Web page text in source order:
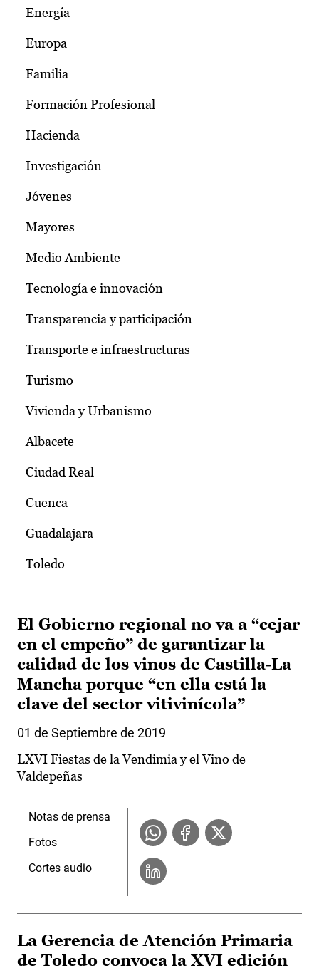
Energía
Europa
Familia
Formación Profesional
Hacienda
Investigación
Jóvenes
Mayores
Medio Ambiente
Tecnología e innovación
Transparencia y participación
Transporte e infraestructuras
Turismo
Vivienda y Urbanismo
Albacete
Ciudad Real
Cuenca
Guadalajara
Toledo
El Gobierno regional no va a “cejar
en el empeño” de garantizar la
calidad de los vinos de Castilla-La
Mancha porque “en ella está la
clave del sector vitivinícola”
01 de Septiembre de 2019
LXVI Fiestas de la Vendimia y el Vino de
Valdepeñas
Notas de prensa
Fotos
Cortes audio
La Gerencia de Atención Primaria
de Toledo convoca la XVI edición